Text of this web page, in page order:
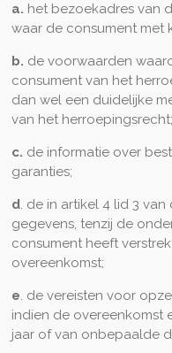
a. het bezoekadres van
waar de consument met
b. de voorwaarden
consument van het
dan wel een duidelijke
van het herroepingsrecht;
c. de informatie over
garanties;
d. de in artikel 4 lid 3
gegevens, tenzij de
consument heeft
overeenkomst;
e. de vereisten voor
indien de overeenkomst
jaar of van onbepaalde